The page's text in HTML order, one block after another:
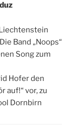
Band „Noops“
Song zum
Hofer den
auf!“ vor, zu
Dornbirn